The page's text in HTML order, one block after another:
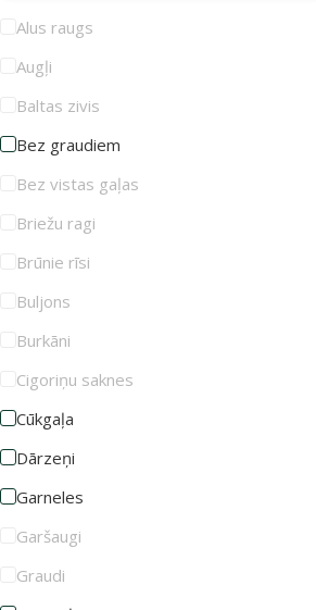
Alus raugs
Augļi
Baltas zivis
Bez graudiem
Bez vistas gaļas
Briežu ragi
Brūnie rīsi
Buljons
Burkāni
Cigoriņu saknes
Cūkgaļa
Dārzeņi
Garneles
Garšaugi
Graudi